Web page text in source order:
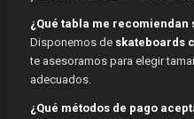
¿Qué tabla me recomiendan
Disponemos de skateboards
te asesoramos para elegir
adecuados.
¿Qué métodos de pago